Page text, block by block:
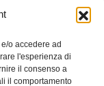
o accedere ad
l'esperienza di
il consenso a
il comportamento